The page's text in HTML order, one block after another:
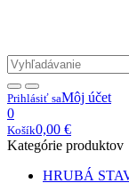
Prihlásiť saMôj účet
0
Košík0,00 €
Kategórie produktov
HRUBÁ